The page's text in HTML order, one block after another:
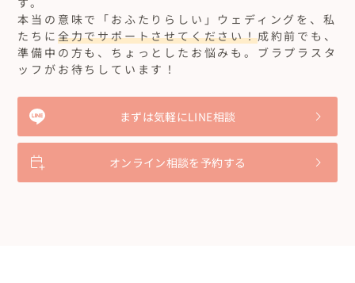
本当の意味で「おふたりらしい」ウェディングを、私
たちに 全力でサポートさせてください！成約前でも、
準備中の方も、ちょっとしたお悩みも。ブラプラスタ
ッフがお待ちしています！
まずは気軽にLINE相談
オンライン相談を予約する